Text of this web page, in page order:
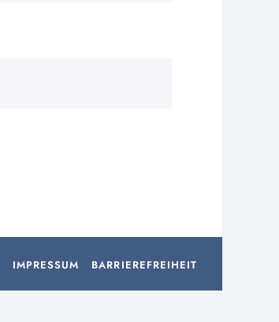
IMPRESSUM BARRIEREFREIHEIT